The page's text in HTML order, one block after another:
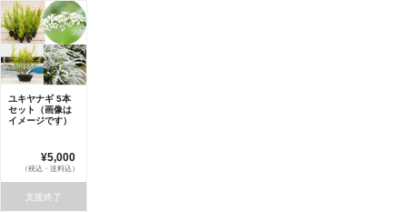
ユキヤナギ 5本
セット（画像は
イメージです）
¥5,000
（税込・送料込）
支援終了